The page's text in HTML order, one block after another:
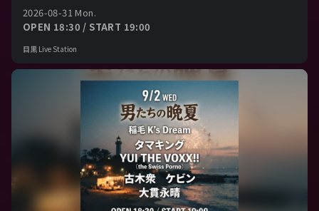
2026-08-31 Mon.
OPEN 18:30 / START 19:00
目黒 Live Station